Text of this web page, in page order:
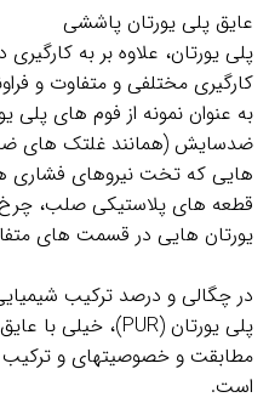
عایق پلی یورتان پاششی
پلی یورتان، علاوه بر به
کارگیری مختلفی و متفاوت و
به عنوان نمونه از فوم های پلی
ضدسایش (همانند غلتک های
هایی که تخت نیروهای فشاری
قطعه های پلاستیکی صلب،
یورتان هایی در قسمت های
در چگالی و درصد ترکیب
پلی یورتان (PUR)، خیلی با
مطابقت و خصوصیتهای و ترکیب
است.